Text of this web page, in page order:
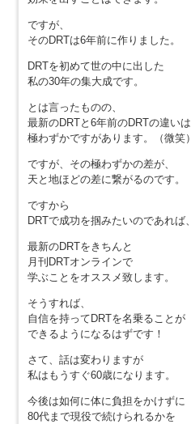
ですが、
そのDRTは6年前に作りました。
DRTを初めて世の中に出した
私の30年の集大成です。
とは言ったものの、
最新のDRTと6年前のDRTの違いは
極わずかですがあります。（微笑）
ですが、その極わずかの差が、
天と地ほどの差に繋がるのです。
ですから
DRTで成功を掴みたいのであれば、
最新のDRTをきちんと
月刊DRTオンラインで
学ぶことをオススメ致します。
そうすれば、
自信を持ってDRTを名乗ることが
できるようになるはずです！
さて、話は変わりますが
私はもうすぐ60歳になります。
今後は如何に体に負担をかけずに
80代まで現役で続けられるかを